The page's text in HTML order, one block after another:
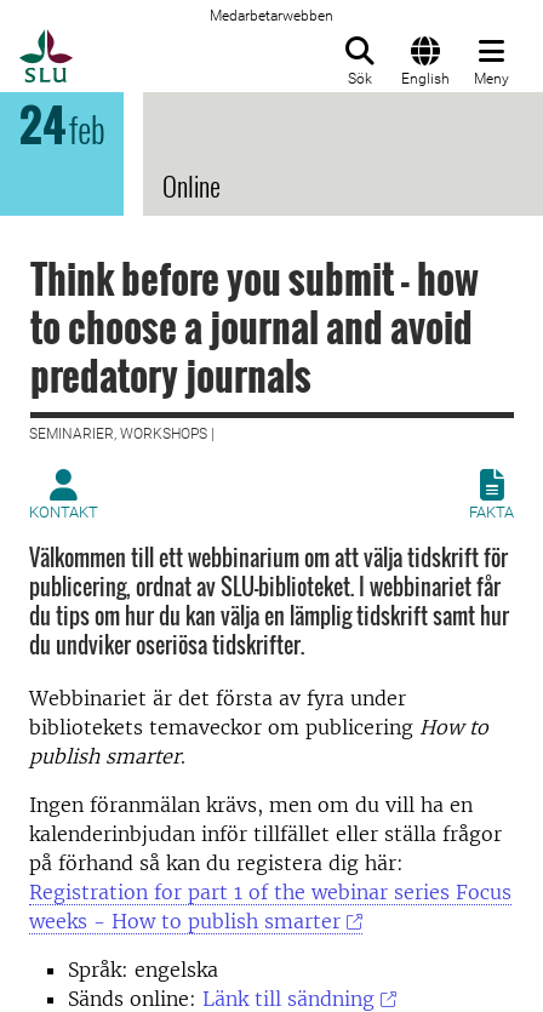
Medarbetarwebben
Sök English Meny
24feb
Online
Think before you submit - how
to choose a journal and avoid
predatory journals
SEMINARIER, WORKSHOPS |
KONTAKT FAKTA
Välkommen till ett webbinarium om att välja tidskrift för
publicering, ordnat av SLU-biblioteket. I webbinariet får
du tips om hur du kan välja en lämplig tidskrift samt hur
du undviker oseriösa tidskrifter.
Webbinariet är det första av fyra under
bibliotekets temaveckor om publicering How to
publish smarter.
Ingen föranmälan krävs, men om du vill ha en
kalenderinbjudan inför tillfället eller ställa frågor
på förhand så kan du registera dig här:
Registration for part 1 of the webinar series Focus
weeks - How to publish smarter
Språk: engelska
Sänds online: Länk till sändning